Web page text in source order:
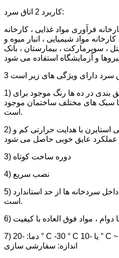
کاربرد 2 اتاق سرد:
فرآوری مواد غذایی ، کارخانه
مواد شیمیایی ، انبار میوه و
، سوپرمارکت ، بیمارستان ، بانک
سرد دارای ویژگی های زیر است
1) ظاهر زیبا: تابلو و چارچوب عایق بندی در ده ها رنگ موجود برای
سبک های مختلف ساختمان موجود
است.
2) عایق بندی: از پلی یورتان یا پلی استایرن با هدایت حرارتی کم و
3) دوره ساخت کوتاه
4) نصب سریع
5) شرایط بهداشتی مواد غذایی داخل سردخانه ها از حد استاندارد
است.
دوام ، مواد فوق العاده با کیفیت
7) دما: -20 ° C -30 ° C یا -10 ° C ~ -18 ° C یا 8 ° C ~ -5 ° C8.
اندازه: سفارشی سازی